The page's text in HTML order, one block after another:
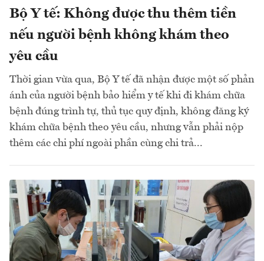
Bộ Y tế: Không được thu thêm tiền
nếu người bệnh không khám theo
yêu cầu
Thời gian vừa qua, Bộ Y tế đã nhận được một số phản
ánh của người bệnh bảo hiểm y tế khi đi khám chữa
bệnh đúng trình tự, thủ tục quy định, không đăng ký
khám chữa bệnh theo yêu cầu, nhưng vẫn phải nộp
thêm các chi phí ngoài phần cùng chi trả...